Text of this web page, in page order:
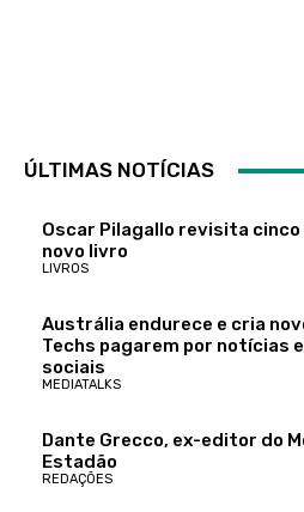
ÚLTIMAS NOTÍCIAS
Oscar Pilagallo revisita
novo livro
LIVROS
Austrália endurece e cria
Techs pagarem por notícias
sociais
MEDIATALKS
Dante Grecco, ex-editor do
Estadão
REDAÇÕES